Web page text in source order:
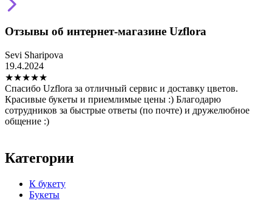
Отзывы об интернет-магазине Uzflora
Sevi Sharipova
19.4.2024
★★★★★
Спасибо Uzflora за отличный сервис и доставку цветов.
Красивые букеты и приемлимые цены :) Благодарю
сотрудников за быстрые ответы (по почте) и дружелюбное
общение :)
Категории
К букету
Букеты